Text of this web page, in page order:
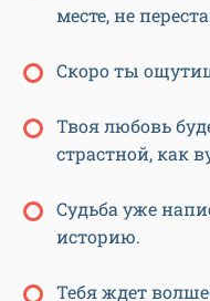
месте, не
Скоро ты
Твоя любовь
страстной, как
Судьба уже
историю.
Тебя ждет